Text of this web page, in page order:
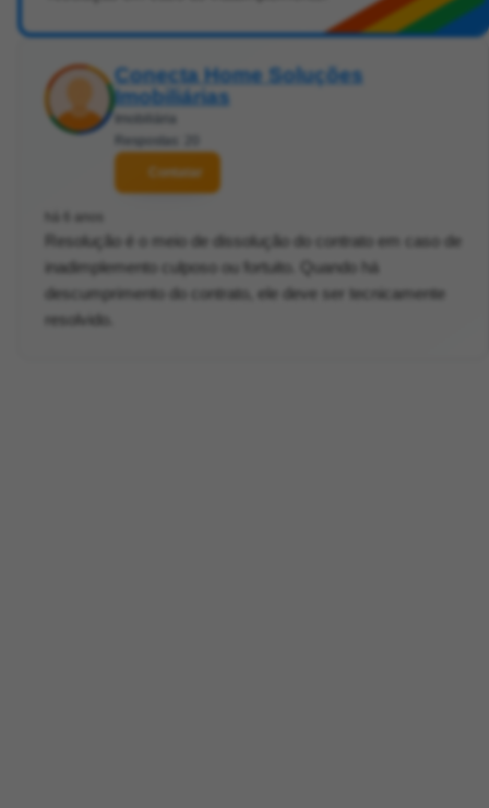
Conecta Home Soluções
Imobiliárias
Imobiliária
Respostas: 20
Contatar
há 6 anos
Resolução é o meio de dissolução do contrato em caso de
inadimplemento culposo ou fortuito. Quando há
descumprimento do contrato, ele deve ser tecnicamente
resolvido.